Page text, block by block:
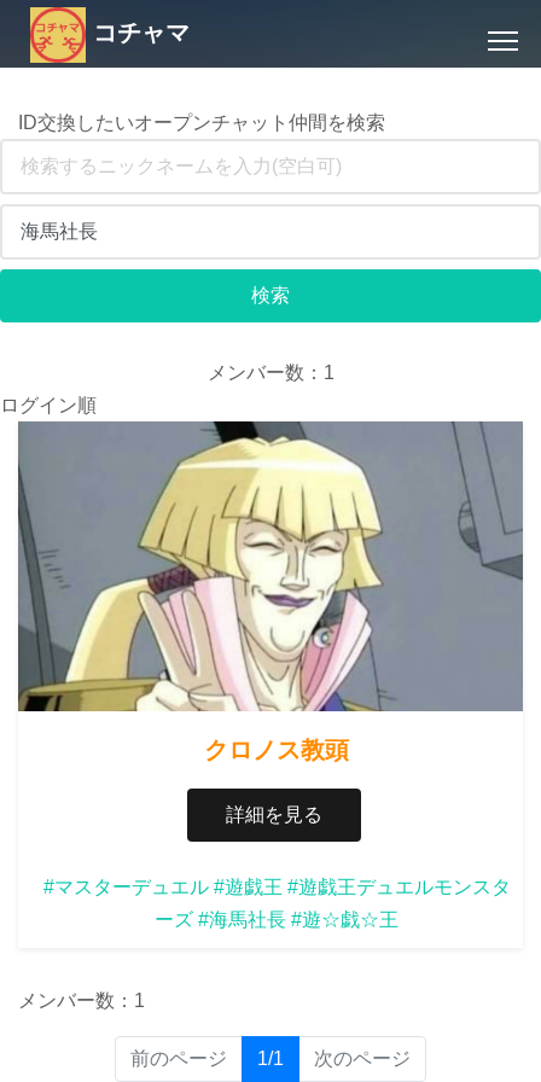
コチャマ
ID交換したいオープンチャット仲間を検索
メンバー数：1
ログイン順
クロノス教頭
詳細を見る
#マスターデュエル #遊戯王 #遊戯王デュエルモンスタ
ーズ #海馬社長 #遊☆戯☆王
メンバー数：1
前のページ 1/1 (current)
次のページ